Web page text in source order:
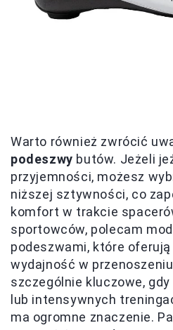
Warto również zwrócić
podeszwy butów. Jeżeli
przyjemności, możesz
niższej sztywności, co
komfort w trakcie
sportowców, polecam
podeszwami, które
wydajność w
szczególnie kluczowe,
lub intensywnych
ma ogromne znaczenie.